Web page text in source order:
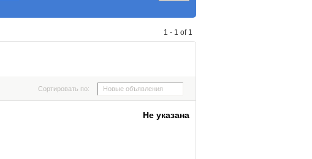
1 - 1 of 1
Сортировать по: Новые объявления
Не указана